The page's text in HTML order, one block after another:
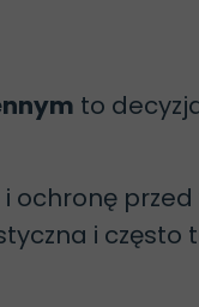
to
ochronę
i często